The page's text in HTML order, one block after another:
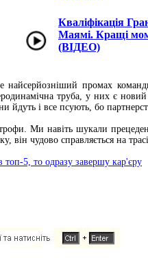
Кваліфікація
Маямі. Кращі
(ВІДЕО)
промах
труба, у них є
йдуть і все псують, бо
Ми навіть шукали
чудово справляється на
5, то одразу завершу кар'єру